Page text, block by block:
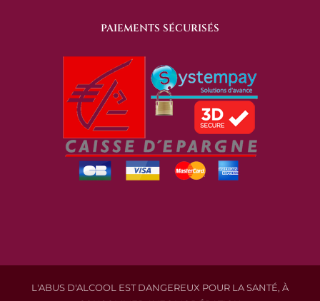
PAIEMENTS SÉCURISÉS
L'ABUS D'ALCOOL EST DANGEREUX POUR LA SANTÉ, À